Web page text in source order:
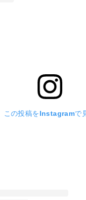
この投稿をInstagramで